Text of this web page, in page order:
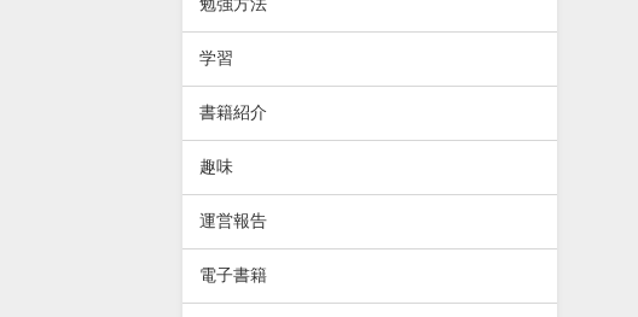
勉強方法
学習
書籍紹介
趣味
運営報告
電子書籍